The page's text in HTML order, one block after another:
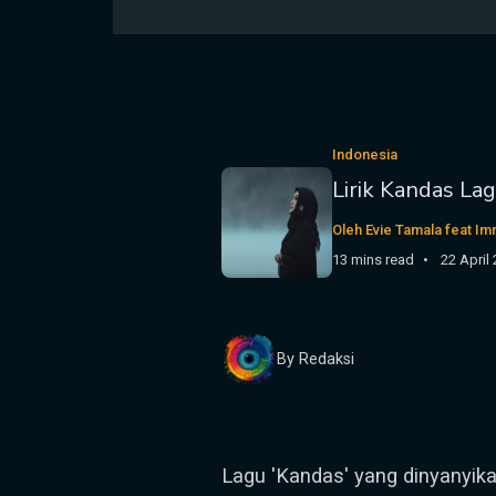
Indonesia
Lirik Kandas
Oleh Evie Tamala feat
13 mins read
22 April
By Redaksi
Lagu 'Kandas' yang